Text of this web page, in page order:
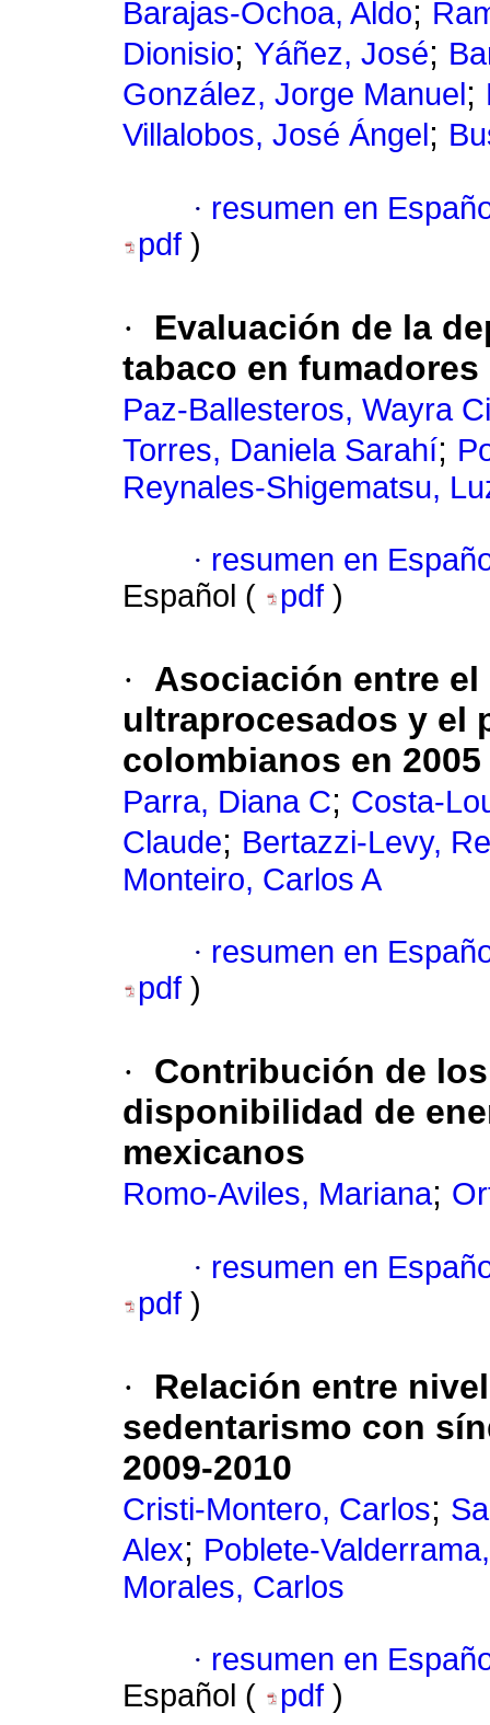
Barajas-Ochoa, Aldo;
Dionisio; Yáñez, José;
González, Jorge Manuel ;
Villalobos, José Ángel ;
· resumen en
pdf )
·
Evaluación de la
tabaco en
Paz-Ballesteros, Wayra
Torres, Daniela Sarahí;
Reynales-Shigematsu,
· resumen en
Español (
pdf )
·
Asociación entre
ultraprocesados y el
colombianos en 2005
Parra, Diana C; Costa-
Claude; Bertazzi-Levy,
Monteiro, Carlos A
· resumen en
pdf )
·
Contribución de
disponibilidad de
mexicanos
Romo-Aviles, Mariana;
· resumen en
pdf )
·
Relación entre
sedentarismo con
2009-2010
Cristi-Montero, Carlos;
Alex; Poblete-
Morales, Carlos
· resumen en
Español (
pdf )